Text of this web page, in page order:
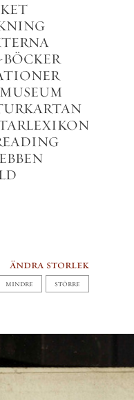
ändra storlek
MINDRE STÖRRE